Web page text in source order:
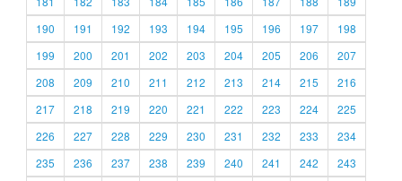
190
191 192 193 194 195 196 197
198
199
200 201 202 203 204 205 206
207
208
209 210 211 212 213 214 215
216
217
218 219 220 221 222 223 224
225
226
227 228 229 230 231 232 233
234
235
236 237 238 239 240 241 242
243